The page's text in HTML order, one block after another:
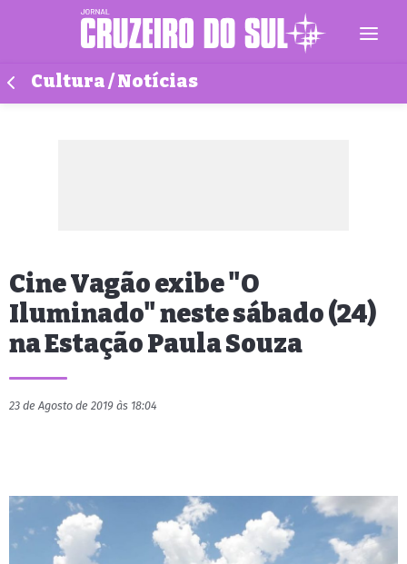
Cultura / Notícias
Cine Vagão exibe "O
Iluminado" neste sábado (24)
na Estação Paula Souza
23 de Agosto de 2019 às 18:04